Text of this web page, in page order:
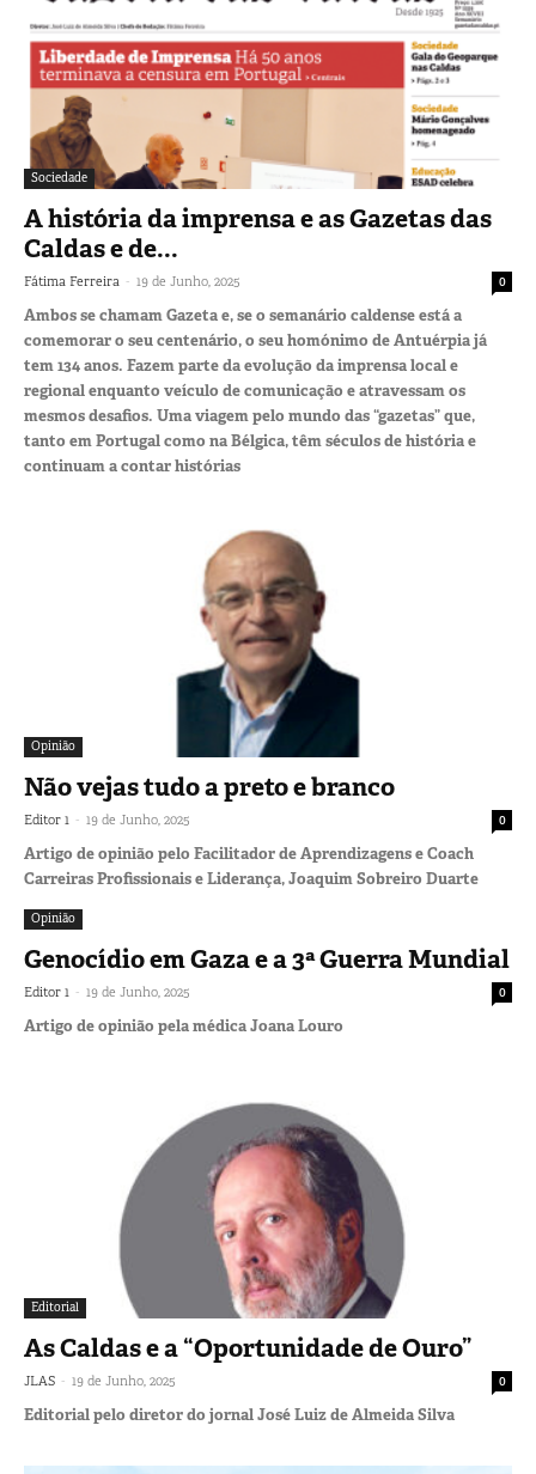
Sociedade
A história da imprensa e as Gazetas das
Caldas e de...
Fátima Ferreira - 19 de Junho, 2025 0
Ambos se chamam Gazeta e, se o semanário caldense está a
comemorar o seu centenário, o seu homónimo de Antuérpia já
tem 134 anos. Fazem parte da evolução da imprensa local e
regional enquanto veículo de comunicação e atravessam os
mesmos desafios. Uma viagem pelo mundo das “gazetas” que,
tanto em Portugal como na Bélgica, têm séculos de história e
continuam a contar histórias
Opinião
Não vejas tudo a preto e branco
Editor 1 - 19 de Junho, 2025 0
Artigo de opinião pelo Facilitador de Aprendizagens e Coach
Carreiras Profissionais e Liderança, Joaquim Sobreiro Duarte
Opinião
Genocídio em Gaza e a 3ª Guerra Mundial
Editor 1 - 19 de Junho, 2025 0
Artigo de opinião pela médica Joana Louro
Editorial
As Caldas e a “Oportunidade de Ouro”
JLAS - 19 de Junho, 2025 0
Editorial pelo diretor do jornal José Luiz de Almeida Silva